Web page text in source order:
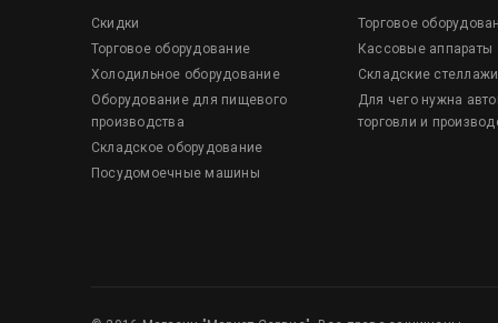
Скидки
Торговое оборудование
Холодильное оборудование
Оборудование для пищевого
производства
Складское оборудование
Посудомоечные машины
Торговое
Кассовые аппараты
Складские стеллажи
Для чего нужна
торговли и